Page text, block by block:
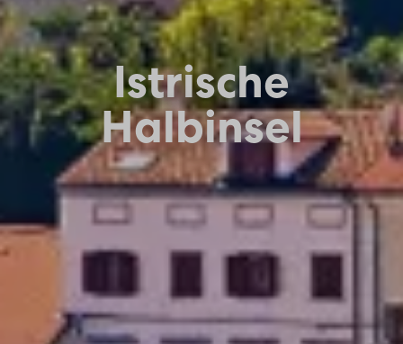
Istrische
Halbinsel